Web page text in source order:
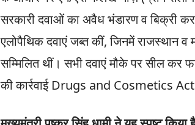
सरकारी दवाओं का अवैध भंडारण व बिक्री
एलोपैथिक दवाएं जब्त कीं, जिनमें राजस्थान
सम्मिलित थीं। सभी दवाएं मौके पर सील कर
की कार्रवाई Drugs and Cosmetics